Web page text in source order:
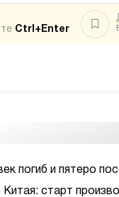
Ctrl+Enter
погиб и пятеро
старт